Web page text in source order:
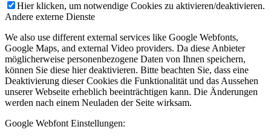
Hier klicken, um notwendige Cookies zu aktivieren/deaktivieren.
Andere externe Dienste
We also use different external services like Google Webfonts,
Google Maps, and external Video providers. Da diese Anbieter
möglicherweise personenbezogene Daten von Ihnen speichern,
können Sie diese hier deaktivieren. Bitte beachten Sie, dass eine
Deaktivierung dieser Cookies die Funktionalität und das Aussehen
unserer Webseite erheblich beeinträchtigen kann. Die Änderungen
werden nach einem Neuladen der Seite wirksam.
Google Webfont Einstellungen: